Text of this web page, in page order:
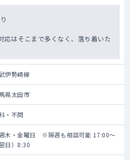
応はそこまで多くなく、落ち着いた
伊勢崎線
県太田市
・不問
木・金曜日 ※隔週も相談可能 17:00～
翌日）8:30